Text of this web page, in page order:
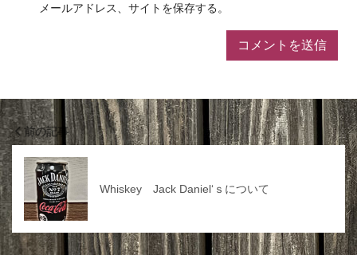
メールアドレス、サイトを保存する。
前の記事
Whiskey Jack Daniel‘ｓについて